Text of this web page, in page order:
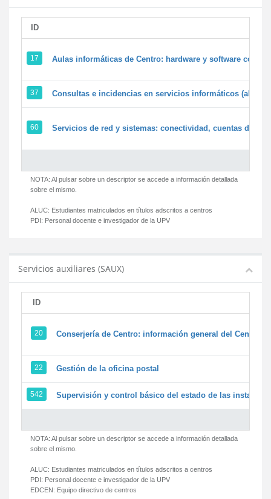
ID
17 Aulas informáticas de Centro: hardware y software
37 Consultas e incidencias en servicios informáticos
60 Servicios de red y sistemas: conectividad, cuentas de
NOTA: Al pulsar sobre un descriptor se accede a información detallada
sobre el mismo.
ALUC: Estudiantes matriculados en títulos adscritos a centros
PDI: Personal docente e investigador de la UPV
Servicios auxiliares (SAUX)
ID
20 Conserjería de Centro: información general del Centro y
22 Gestión de la oficina postal
542 Supervisión y control básico del estado de las
NOTA: Al pulsar sobre un descriptor se accede a información detallada
sobre el mismo.
ALUC: Estudiantes matriculados en títulos adscritos a centros
PDI: Personal docente e investigador de la UPV
EDCEN: Equipo directivo de centros